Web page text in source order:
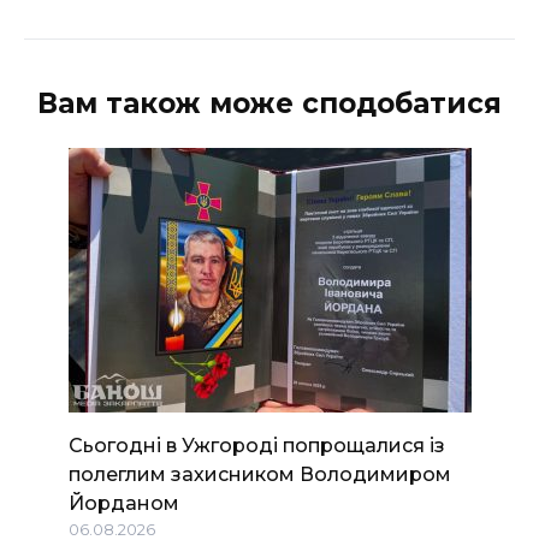
Вам також може сподобатися
Сьогодні в Ужгороді попрощалися із
полеглим захисником Володимиром
Йорданом
06.08.2026